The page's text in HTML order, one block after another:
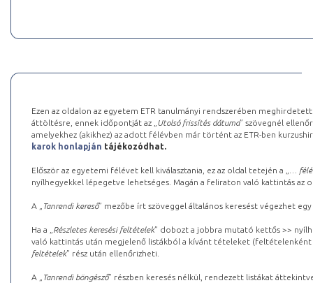
Ezen az oldalon az egyetem ETR tanulmányi rendszerében
áttöltésre, ennek időpontját az „ Utolsó frissítés dátuma” szövegnél
amelyekhez (akikhez) az adott félévben már történt az ETR-ben
karok honlapján tájékozódhat.
Először az egyetemi félévet kell kiválasztania, ez az oldal tetején a „
…
nyílhegyekkel lépegetve lehetséges. Magán a feliraton való kattintás az
A „ Tanrendi kereső” mezőbe írt szöveggel általános keresést végezhet
Ha a „ Részletes keresési feltételek” dobozt a jobbra mutató kettős >>
való kattintás után megjelenő listákból a kívánt tételeket (feltételenként
feltételek” rész után ellenőrizheti.
A „ Tanrendi böngésző” részben keresés nélkül, rendezett listákat